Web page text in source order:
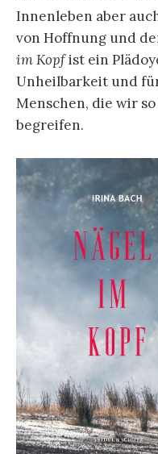
Innenleben aber
von Hoffnung und
im Kopfist ein
Unheilbarkeit und
Menschen, die wir
begreifen.